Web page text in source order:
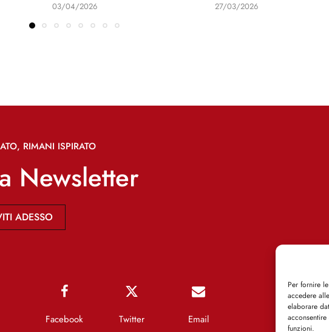
Per fornire
accedere
elaborare
funzioni.
03/04/2026 27/03/2026
RIMANI ISPIRATO
Newsletter
ADESSO
Facebook Twitter Email